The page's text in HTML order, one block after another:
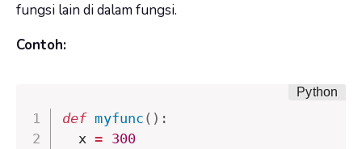
fungsi lain di dalam fungsi.
Contoh:
def myfunc ( ) :
  x
= 300